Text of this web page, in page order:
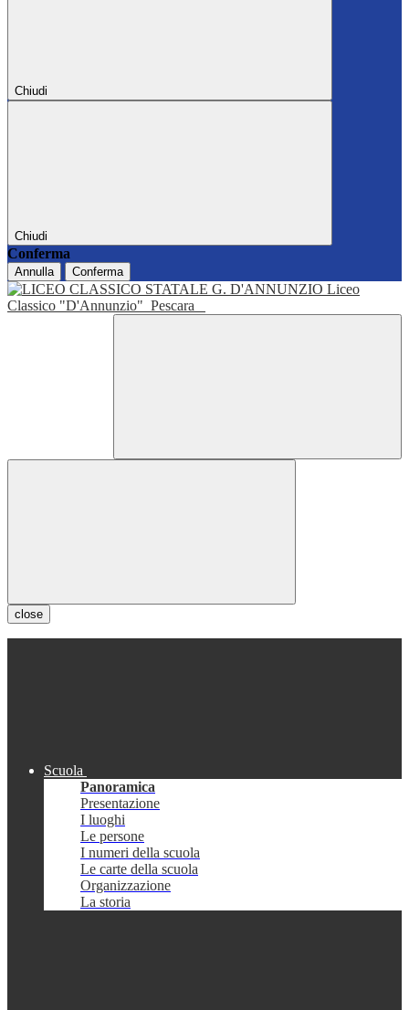
Chiudi
Chiudi
Conferma
Annulla Conferma
Liceo
Classico "D'Annunzio" Pescara
close
Scuola
Panoramica
Presentazione
I luoghi
Le persone
I numeri della scuola
Le carte della scuola
Organizzazione
La storia